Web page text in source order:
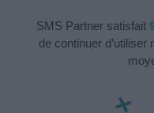
SMS Partner satisfait
de continuer